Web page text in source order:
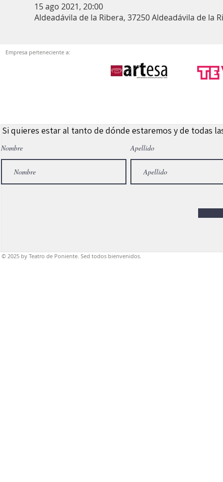
15 ago 2021, 20:00
Aldeadávila de la Ribera, 37250 Aldeadávila de la
Empresa perteneciente a:
Si quieres estar al tanto de dónde estaremos y de todas
Nombre Apellido
© 2025 by Teatro de Poniente. Sed todos bienvenidos.